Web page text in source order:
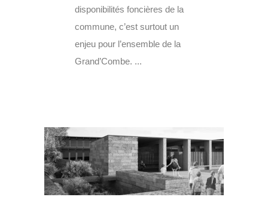
disponibilités foncières de la
commune, c’est surtout un
enjeu pour l’ensemble de la
Grand’Combe. ...